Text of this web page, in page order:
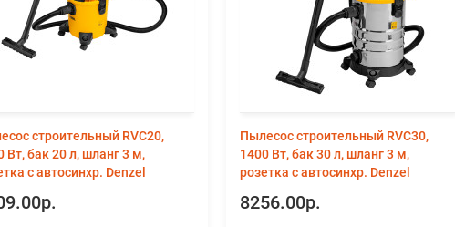
строительный RVC20,
Вт, бак 20 л, шланг 3 м,
с автосинхр. Denzel
Пылесос строительный RVC30,
1400 Вт, бак 30 л, шланг 3 м,
розетка с автосинхр. Denzel
8256.00р.